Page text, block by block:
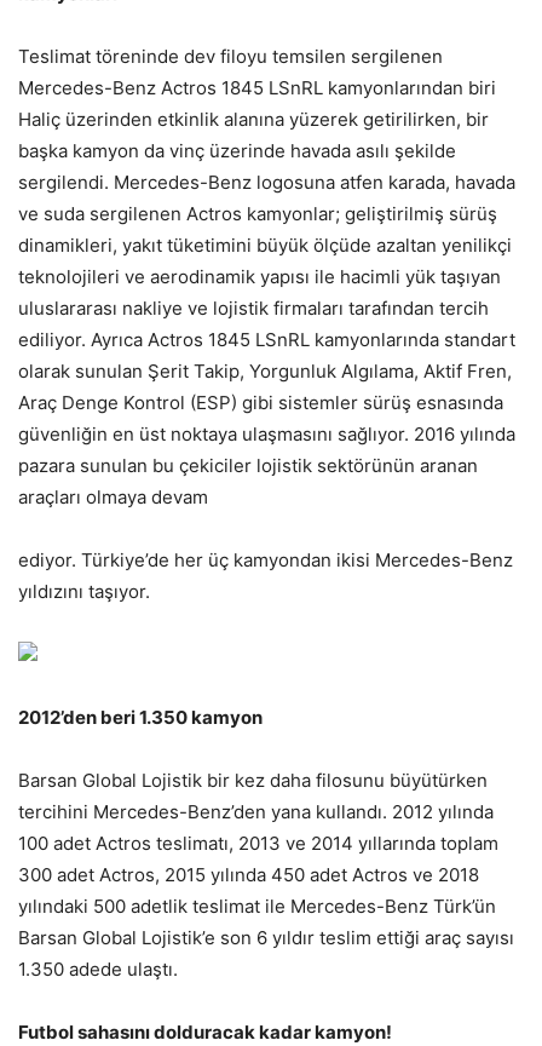
Teslimat töreninde dev filoyu temsilen sergilenen
Mercedes-Benz Actros 1845 LSnRL kamyonlarından biri
Haliç üzerinden etkinlik alanına yüzerek getirilirken, bir
başka kamyon da vinç üzerinde havada asılı şekilde
sergilendi. Mercedes-Benz logosuna atfen karada, havada
ve suda sergilenen Actros kamyonlar; geliştirilmiş sürüş
dinamikleri, yakıt tüketimini büyük ölçüde azaltan yenilikçi
teknolojileri ve aerodinamik yapısı ile hacimli yük taşıyan
uluslararası nakliye ve lojistik firmaları tarafından tercih
ediliyor. Ayrıca Actros 1845 LSnRL kamyonlarında standart
olarak sunulan Şerit Takip, Yorgunluk Algılama, Aktif Fren,
Araç Denge Kontrol (ESP) gibi sistemler sürüş esnasında
güvenliğin en üst noktaya ulaşmasını sağlıyor. 2016 yılında
pazara sunulan bu çekiciler lojistik sektörünün aranan
araçları olmaya devam
ediyor. Türkiye’de her üç kamyondan ikisi Mercedes-Benz
yıldızını taşıyor.
2012’den beri 1.350 kamyon
Barsan Global Lojistik bir kez daha filosunu büyütürken
tercihini Mercedes-Benz’den yana kullandı. 2012 yılında
100 adet Actros teslimatı, 2013 ve 2014 yıllarında toplam
300 adet Actros, 2015 yılında 450 adet Actros ve 2018
yılındaki 500 adetlik teslimat ile Mercedes-Benz Türk’ün
Barsan Global Lojistik’e son 6 yıldır teslim ettiği araç sayısı
1.350 adede ulaştı.
Futbol sahasını dolduracak kadar kamyon!